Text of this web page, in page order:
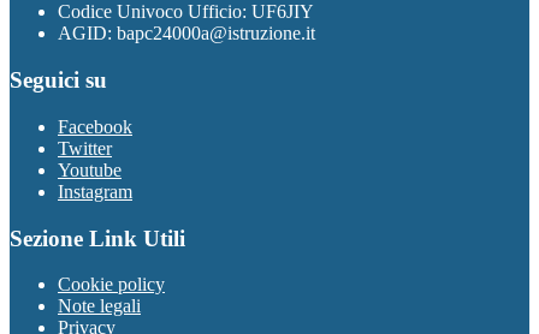
Codice Univoco Ufficio: UF6JIY
AGID: bapc24000a@istruzione.it
Seguici su
Facebook
Twitter
Youtube
Instagram
Sezione Link Utili
Cookie policy
Note legali
Privacy